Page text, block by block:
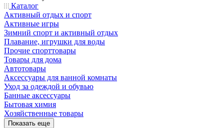
Каталог
Активный отдых и спорт
Активные игры
Зимний спорт и активный отдых
Плавание, игрушки для воды
Прочие спорттовары
Товары для дома
Автотовары
Аксессуары для ванной комнаты
Уход за одеждой и обувью
Банные аксессуары
Бытовая химия
Хозяйственные товары
Показать еще